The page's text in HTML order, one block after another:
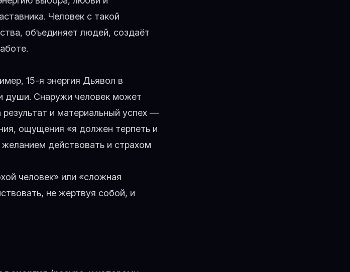
Человек с такой
объединяет людей, создаёт
15-я энергия Дьявол в
души. Снаружи человек может
и материальный успех —
ощущения «я должен терпеть и
действовать и страхом
человек» или «сложная
не жертвуя собой, и